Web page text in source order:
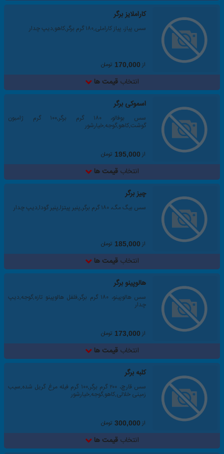
کاراملایز برگر
سس پیاز، پیاز کاراملی,۱۸۰ گرم برگر,کاهو,دیپ چدار
از170,000 تومان
انتخاب قیمت ها
اسموکی برگر
سس بوفالو، ۱۸۰ گرم برگر,۱۰۰ گرم ژامبون
گوشت,کاهو,گوجه,خیارشور
از195,000 تومان
انتخاب قیمت ها
چیز برگر
سس بیگ مگ، ۱۸۰ گرم برگر,پنیر پیتزا,پنیر گودا,دیپ چدار
از185,000 تومان
انتخاب قیمت ها
هالوپینو برگر
سس هالوپینو، ۱۸۰ گرم برگر,فلفل هالوپینو تازه,گوجه,دیپ
چدار
از173,000 تومان
انتخاب قیمت ها
کلبه برگر
سس قارچ، ۲۰۰ گرم برگر,۱۰۰ گرم فیله مرغ گریل شده,سیب
زمینی خلالی,کاهو,گوجه,خیارشور
از300,000 تومان
انتخاب قیمت ها